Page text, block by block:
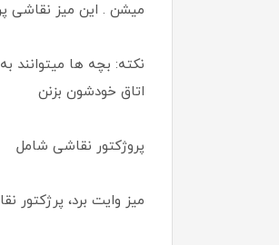
میشن . این میز نقاشی
نکته: بچه ها میتوانند
اتاق خودشون بزنن
پروژکتور نقاشی شامل
میز وایت برد، پرژکتور